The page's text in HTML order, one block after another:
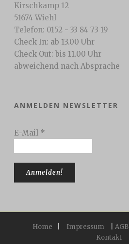
Kirschkamp 12
51674 Wiehl
Telefon: 0152 - 33 84 73 19
Check In: ab 13.00 Uhr
Check Out: bis 11.00 Uhr
abweichend nach Absprache
ANMELDEN NEWSLETTER
E-Mail *
Home Impressum AGB
Kontakt